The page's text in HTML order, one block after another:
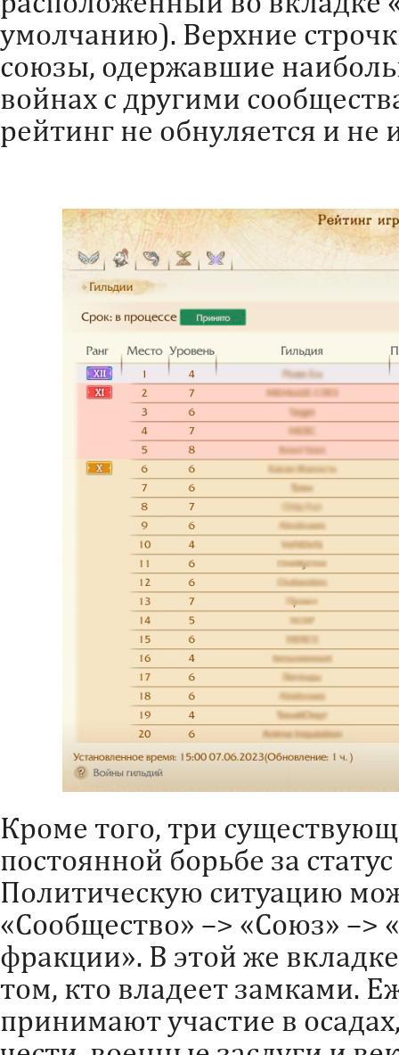
умолчанию). Верхние
союзы, одержавшие
войнах с другими
рейтинг не обнуляется и не
Кроме того, три
постоянной борьбе за
Политическую ситуацию
«Сообщество» –> «Союз» –>
фракции». В этой же
том, кто владеет замками.
принимают участие в